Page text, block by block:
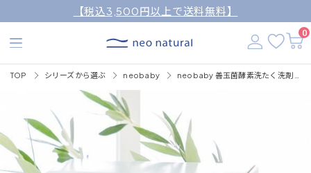
【税込3,500円以上で送料無料】
0
TOP シリーズから選ぶ neobaby